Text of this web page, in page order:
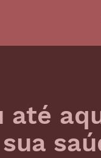
até